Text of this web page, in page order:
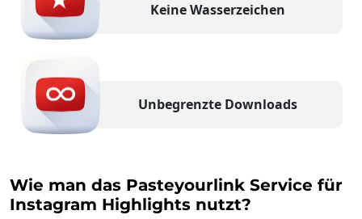
Keine Wasserzeichen
Unbegrenzte Downloads
Wie man das Pasteyourlink Service für
Instagram Highlights nutzt?